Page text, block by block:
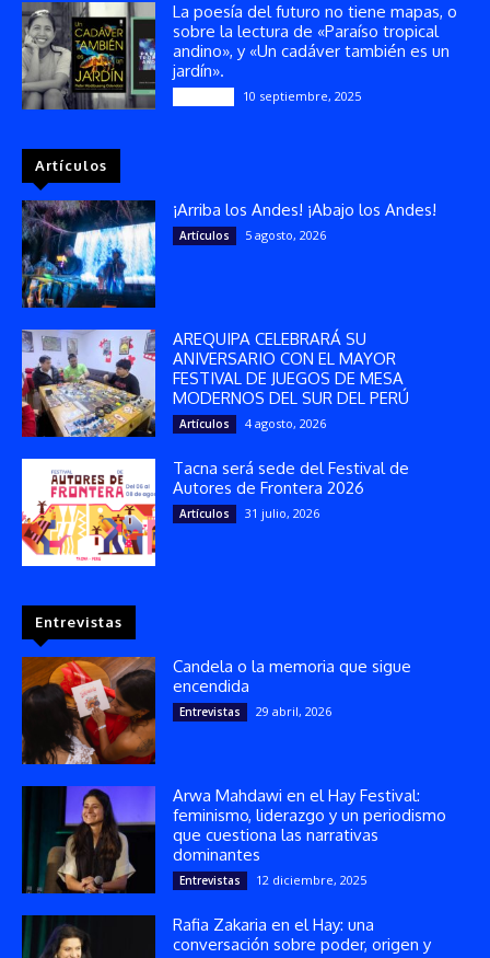
La poesía del futuro no tiene mapas, o
sobre la lectura de «Paraíso tropical
andino», y «Un cadáver también es un
jardín».
10 septiembre, 2025
Artículos
¡Arriba los Andes! ¡Abajo los Andes!
Artículos 5 agosto, 2026
AREQUIPA CELEBRARÁ SU
ANIVERSARIO CON EL MAYOR
FESTIVAL DE JUEGOS DE MESA
MODERNOS DEL SUR DEL PERÚ
Artículos 4 agosto, 2026
Tacna será sede del Festival de
Autores de Frontera 2026
Artículos 31 julio, 2026
Entrevistas
Candela o la memoria que sigue
encendida
Entrevistas 29 abril, 2026
Arwa Mahdawi en el Hay Festival:
feminismo, liderazgo y un periodismo
que cuestiona las narrativas
dominantes
Entrevistas 12 diciembre, 2025
Rafia Zakaria en el Hay: una
conversación sobre poder, origen y